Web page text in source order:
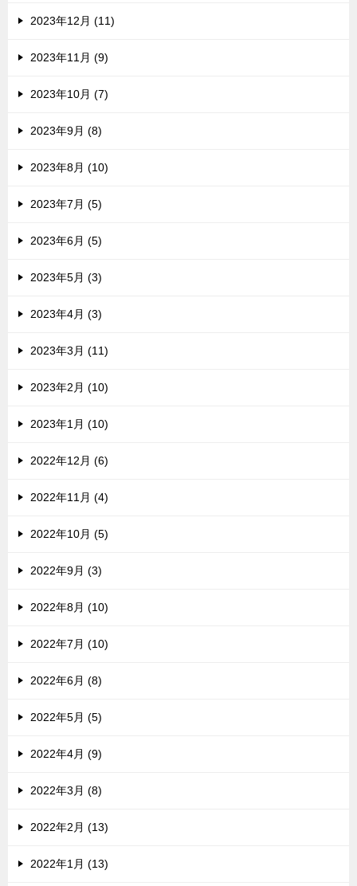
2023年12月 (11)
2023年11月 (9)
2023年10月 (7)
2023年9月 (8)
2023年8月 (10)
2023年7月 (5)
2023年6月 (5)
2023年5月 (3)
2023年4月 (3)
2023年3月 (11)
2023年2月 (10)
2023年1月 (10)
2022年12月 (6)
2022年11月 (4)
2022年10月 (5)
2022年9月 (3)
2022年8月 (10)
2022年7月 (10)
2022年6月 (8)
2022年5月 (5)
2022年4月 (9)
2022年3月 (8)
2022年2月 (13)
2022年1月 (13)